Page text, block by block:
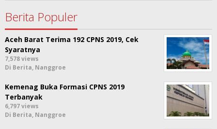
Berita Populer
Aceh Barat Terima 192 CPNS 2019, Cek
Syaratnya
7,578 views
Di Berita, Nanggroe
Kemenag Buka Formasi CPNS 2019
Terbanyak
6,797 views
Di Berita, Nanggroe